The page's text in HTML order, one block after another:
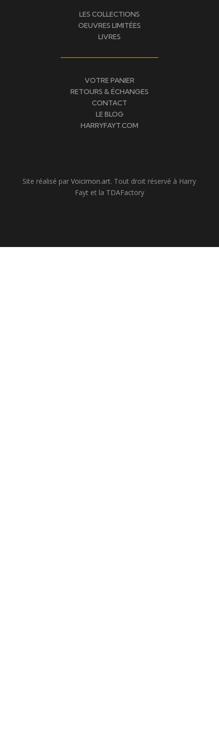
LES COLLECTIONS
OEUVRES LIMITÉES
LIVRES
VOTRE PANIER
RETOURS & ÉCHANGES
CONTACT
LE BLOG
HARRYFAYT.COM
Site réalisé parVoicimon.art. Tout droit réservé à Harry
Fayt et la TDAFactory